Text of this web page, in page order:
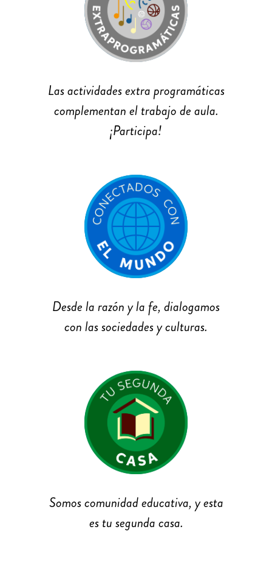
Las actividades extra programáticas
complementan el trabajo de aula.
¡Participa!
Desde la razón y la fe, dialogamos
con las sociedades y culturas.
Somos comunidad educativa, y esta
es tu segunda casa.